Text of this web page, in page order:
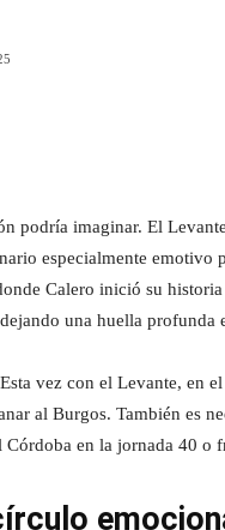
podría imaginar. El
especialmente
Calero inició su
una huella profunda
vez con el Levante, en
al Burgos. También es
en la jornada 40 o